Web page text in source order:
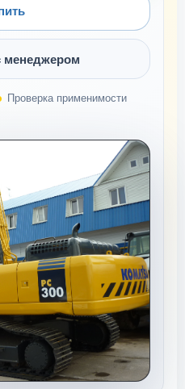
менеджером
Проверка применимости